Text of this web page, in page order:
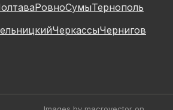
РовноСумыТернополь
ЧеркассыЧернигов